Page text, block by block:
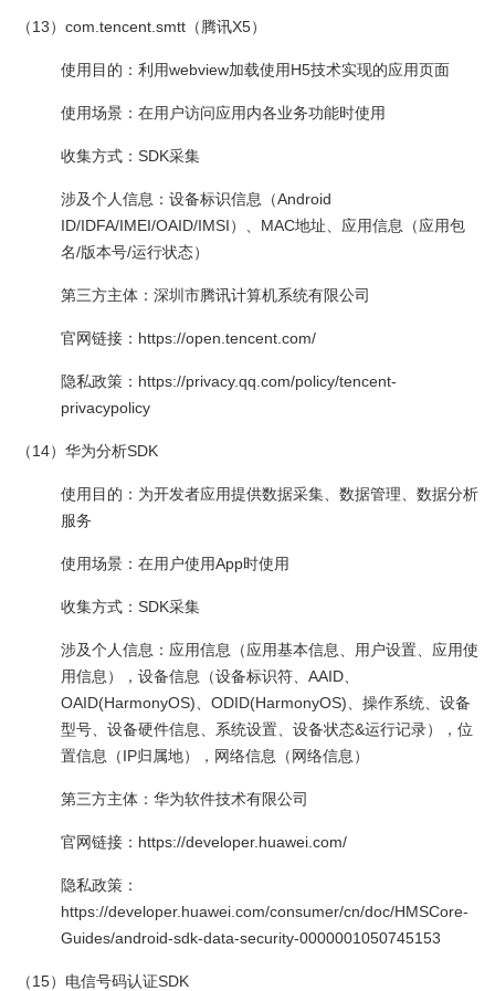
（13）com.tencent.smtt（腾讯X5）
使用目的：利用webview加载使用H5技术实现的应用页面
使用场景：在用户访问应用内各业务功能时使用
收集方式：SDK采集
涉及个人信息：设备标识信息（Android
ID/IDFA/IMEI/OAID/IMSI）、MAC地址、应用信息（应用包
名/版本号/运行状态）
第三方主体：深圳市腾讯计算机系统有限公司
官网链接：https://open.tencent.com/
隐私政策：https://privacy.qq.com/policy/tencent-
privacypolicy
（14）华为分析SDK
使用目的：为开发者应用提供数据采集、数据管理、数据分析
服务
使用场景：在用户使用App时使用
收集方式：SDK采集
涉及个人信息：应用信息（应用基本信息、用户设置、应用使
用信息），设备信息（设备标识符、AAID、
OAID(HarmonyOS)、ODID(HarmonyOS)、操作系统、设备
型号、设备硬件信息、系统设置、设备状态&运行记录），位
置信息（IP归属地），网络信息（网络信息）
第三方主体：华为软件技术有限公司
官网链接：https://developer.huawei.com/
隐私政策：
https://developer.huawei.com/consumer/cn/doc/HMSCore-
Guides/android-sdk-data-security-0000001050745153
（15）电信号码认证SDK